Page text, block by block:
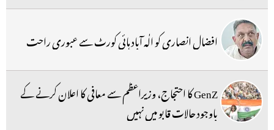
افضال انصاری کو الٰہ آباد ہائی کورٹ سے عبوری راحت
GenZ کا احتجاج، وزیراعظم سے معافی کا اعلان کرنے کے
باوجود حالات قابو میں نہیں